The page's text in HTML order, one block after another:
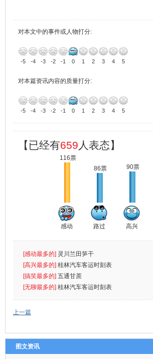
对本文中的事件或人物打分:
-5 -4 -3 -2 -1 0 1 2 3 4 5
对本篇资讯内容的质量打分:
-5 -4 -3 -2 -1 0 1 2 3 4 5
【已经有659 人表态】
116票
感动
86票
路过
90票
高兴
[感动最多的] 灵川兰田笋干
[高兴最多的] 桂林汽车客运时刻表
[搞笑最多的] 五通甘蔗
[无聊最多的] 桂林汽车客运时刻表
上一篇
图文资讯